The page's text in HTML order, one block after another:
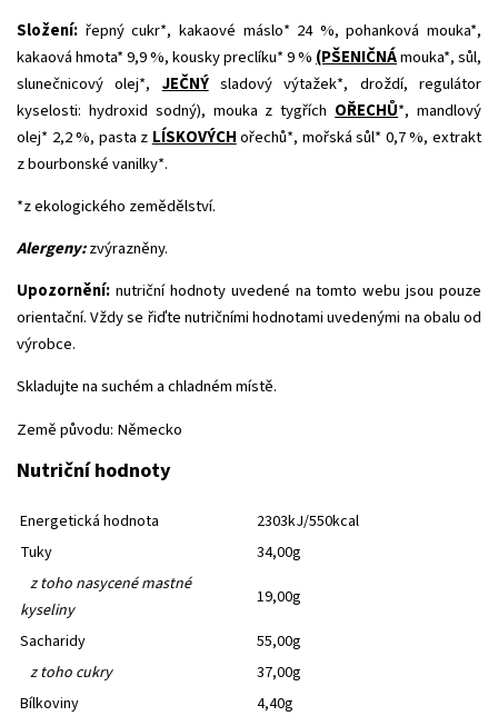
Složení: řepný cukr*, kakaové máslo* 24 %, pohanková mouka*,
kakaová hmota* 9,9 %, kousky preclíku* 9 % (PŠENIČNÁmouka*, sůl,
slunečnicový olej*, JEČNÝsladový výtažek*, droždí, regulátor
kyselosti: hydroxid sodný), mouka z tygřích OŘECHŮ*, mandlový
olej* 2,2 %, pasta z LÍSKOVÝCHořechů*, mořská sůl* 0,7 %, extrakt
z bourbonské vanilky*.
*z ekologického zemědělství.
Alergeny:zvýrazněny.
Upozornění: nutriční hodnoty uvedené na tomto webu jsou pouze
orientační. Vždy se řiďte nutričními hodnotami uvedenými na obalu od
výrobce.
Skladujte na suchém a chladném místě.
Země původu: Německo
Nutriční hodnoty
Energetická hodnota
2303kJ/550kcal
Tuky
34,00g
z toho nasycené mastné
kyseliny
19,00g
Sacharidy
55,00g
z toho cukry
37,00g
Bílkoviny
4,40g